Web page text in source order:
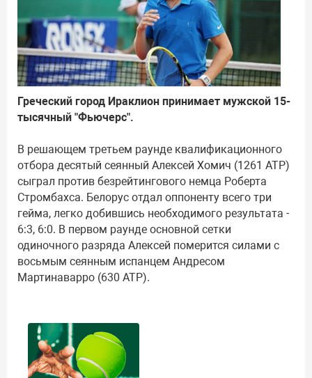
Греческий город Ираклион принимает мужской 15-
тысячный "Фьючерс".
В решающем третьем раунде квалификационного
отбора десятый сеянный Алексей Хомич (1261 АТР)
сыграл против безрейтингового немца Роберта
Стромбахса. Белорус отдал оппоненту всего три
гейма, легко добившись необходимого результата -
6:3, 6:0. В первом раунде основной сетки
одиночного разряда Алексей померится силами с
восьмым сеянным испанцем Андресом
Мартинаварро (630 АТР).